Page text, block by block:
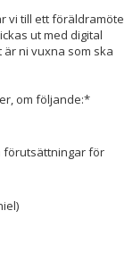
vi till ett föräldramöte
ut med digital
ni vuxna som ska
om följande:*
förutsättningar för